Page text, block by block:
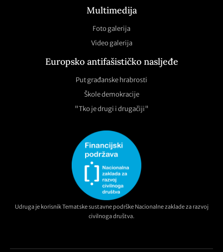
Multimedija
Foto galerija
Video galerija
Europsko antifašističko nasljeđe
Put građanske hrabrosti
Škole demokracije
"Tko je drugi i drugačiji"
Udruga je korisnik Tematske sustavne podrške Nacionalne zaklade za razvoj
civilnoga društva.